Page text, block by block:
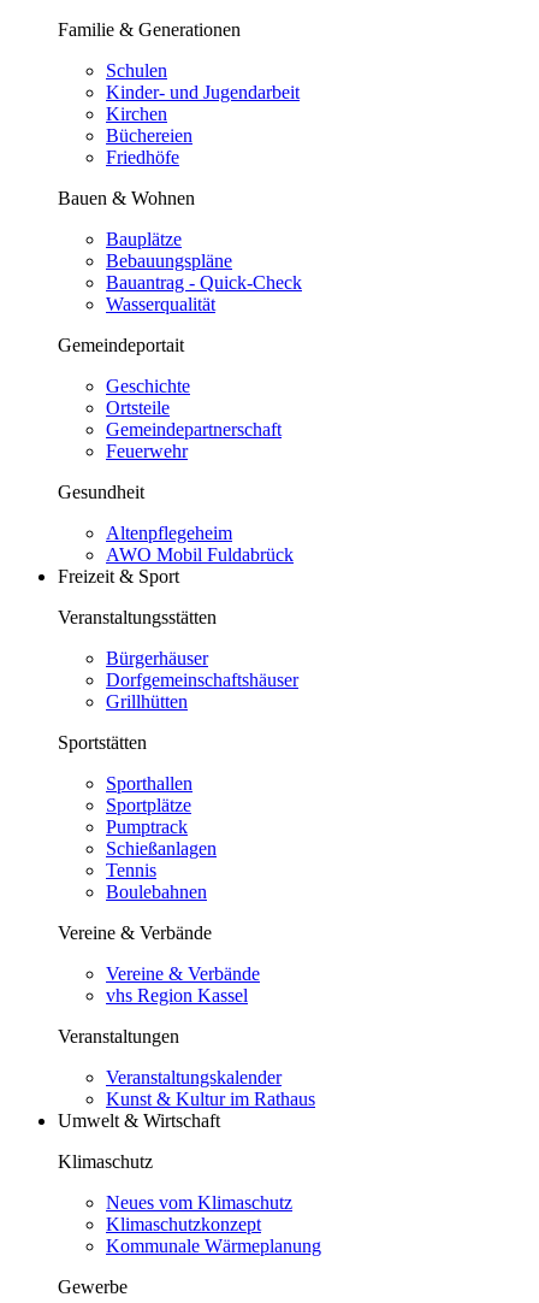
Familie & Generationen
Schulen
Kinder- und Jugendarbeit
Kirchen
Büchereien
Friedhöfe
Bauen & Wohnen
Bauplätze
Bebauungspläne
Bauantrag - Quick-Check
Wasserqualität
Gemeindeportait
Geschichte
Ortsteile
Gemeindepartnerschaft
Feuerwehr
Gesundheit
Altenpflegeheim
AWO Mobil Fuldabrück
Freizeit & Sport
Veranstaltungsstätten
Bürgerhäuser
Dorfgemeinschaftshäuser
Grillhütten
Sportstätten
Sporthallen
Sportplätze
Pumptrack
Schießanlagen
Tennis
Boulebahnen
Vereine & Verbände
Vereine & Verbände
vhs Region Kassel
Veranstaltungen
Veranstaltungskalender
Kunst & Kultur im Rathaus
Umwelt & Wirtschaft
Klimaschutz
Neues vom Klimaschutz
Klimaschutzkonzept
Kommunale Wärmeplanung
Gewerbe